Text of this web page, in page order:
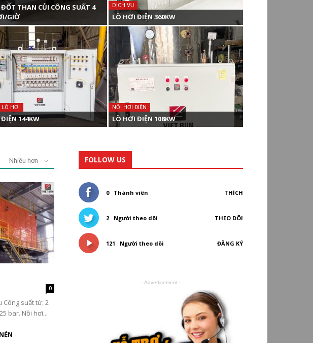
THAN CỦI CÔNG SUẤT 4
GIỜ
DỊCH VỤ
LÒ HƠI ĐIỆN 360KW
LÒ HƠI
144KW
NỒI HƠI ĐIỆN
LÒ HƠI ĐIỆN 108KW
Nhiều hơn
0
suất từ: 2
bar. Nồi hơi...
FOLLOW US
0 Thành viên THÍCH
2 Người theo dõi THEO DÕI
121 Người theo dõi ĐĂNG KÝ
- Advertisement -